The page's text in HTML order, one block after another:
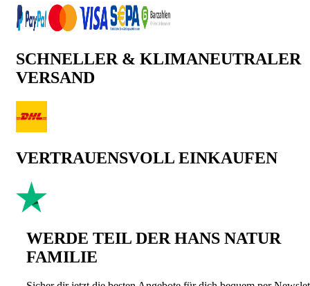
SCHNELLER & KLIMANEUTRALER
VERSAND
VERTRAUENSVOLL EINKAUFEN
WERDE TEIL DER HANS NATUR
FAMILIE